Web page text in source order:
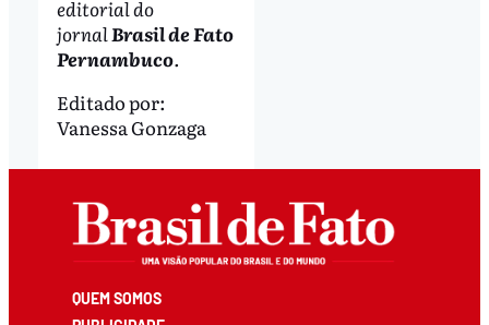
editorial do
jornalBrasil de Fato
Pernambuco.
Editado por:
Vanessa Gonzaga
QUEM SOMOS